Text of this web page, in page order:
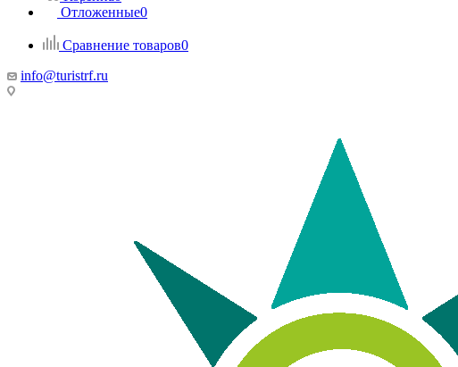
Отложенные0
Сравнение товаров0
info@turistrf.ru